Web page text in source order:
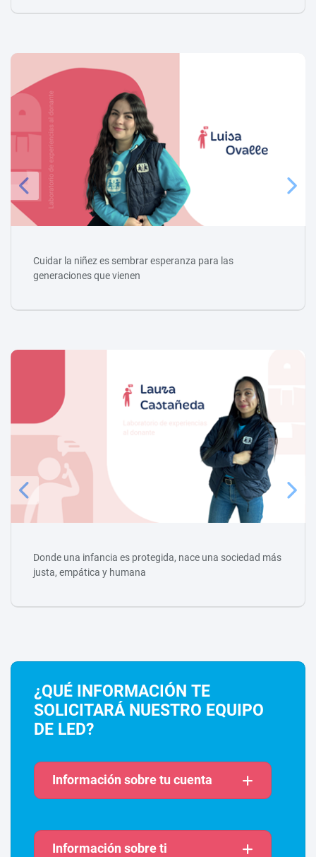
Cuidar la niñez es sembrar esperanza para las
generaciones que vienen
Donde una infancia es protegida, nace una sociedad más
justa, empática y humana
¿QUÉ INFORMACIÓN TE
SOLICITARÁ NUESTRO EQUIPO
DE LED?
Información sobre tu cuenta
Información sobre ti